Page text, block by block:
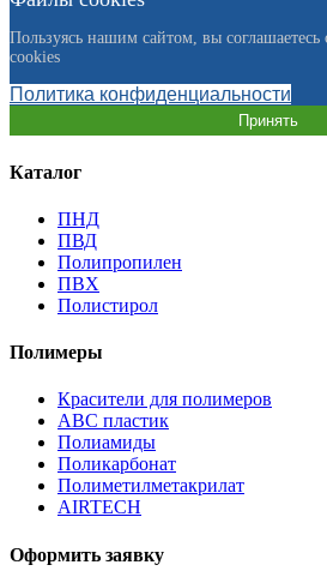
Пользуясь нашим сайтом, вы
cookies
Политика конфиденциальности
Принять
Каталог
ПНД
ПВД
Полипропилен
ПВХ
Полистирол
Полимеры
Красители для полимеров
АВС пластик
Полиамиды
Поликарбонат
Полиметилметакрилат
AIRTECH
Оформить заявку